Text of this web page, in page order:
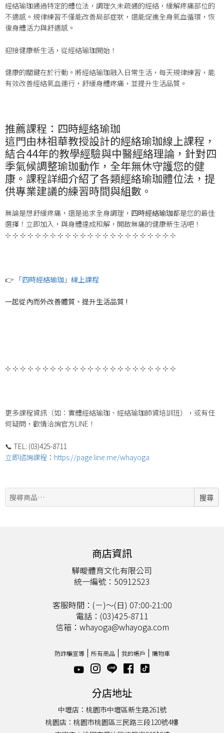
經絡瑜珈通過特定的體位法，調理久未疏通的經絡，緩解疼痛部位的
不適感。規律練習不僅能改善局部症狀，還能促進全身氣血循環，恢
復身體活力與舒適感。
迎接健康新生活，從經絡瑜珈開始！
健康的關鍵在於行動。將經絡瑜珈融入日常生活，每天規律練習，能
有效改善經絡氣血運行，舒緩身體疼痛，並提升生活品質。
推薦課程：四時經絡瑜珈
這門由林祖華教授設計的經絡瑜珈線上課程，
結合44年的教學經驗與中醫經絡理論，針對四
季氣候調整瑜珈動作，全年無休守護您的健
康。課程詳細介紹了各類經絡瑜珈體位法，提
供專業建議的練習時間與組數。
無論是想舒緩疼痛，還是追求全身調理， 四時經絡瑜珈都是您的最佳
選擇！立即加入，與身體達成和解，開啟無痛的健康新生活吧！
⊹ ⊹ ⊹ ⊹ ⊹ ⊹ ⊹ ⊹ ⊹ ⊹ ⊹ ⊹ ⊹ ⊹ ⊹ ⊹ ⊹ ⊹ ⊹ ⊹ ⊹ ⊹ ⊹
👉 「四時經絡瑜珈」線上課程
一起從內而外改善體質、提升生活品質 !
⊹ ⊹ ⊹ ⊹ ⊹ ⊹ ⊹ ⊹ ⊹ ⊹ ⊹ ⊹ ⊹ ⊹ ⊹ ⊹ ⊹ ⊹ ⊹ ⊹ ⊹ ⊹ ⊹
更多課程資訊（如：實體經絡瑜珈、經絡瑜珈師資培訓班），或有任
何疑問，歡情洽詢官方LINE！
📞 TEL: (03)425-8711
立即諮詢課程 ： https://page.line.me/whayoga
搜
尋:
搜尋
商店資訊
驊曖體育文化有限公司
統一編號：50912523
客服時間：(ㄧ)～(日) 07:00-21:00
電話：(03)425-8711
信箱：whayoga@whayoga.com
防詐騙宣導 所有商品 我的帳戶 購物車
分店地址
中壢店：桃園市中壢區新生路261號
桃園店：桃園市桃園區三民路三段120號4樓